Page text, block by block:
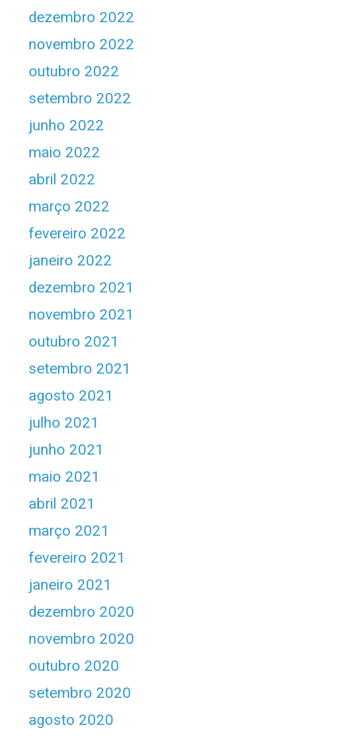
dezembro 2022
novembro 2022
outubro 2022
setembro 2022
junho 2022
maio 2022
abril 2022
março 2022
fevereiro 2022
janeiro 2022
dezembro 2021
novembro 2021
outubro 2021
setembro 2021
agosto 2021
julho 2021
junho 2021
maio 2021
abril 2021
março 2021
fevereiro 2021
janeiro 2021
dezembro 2020
novembro 2020
outubro 2020
setembro 2020
agosto 2020